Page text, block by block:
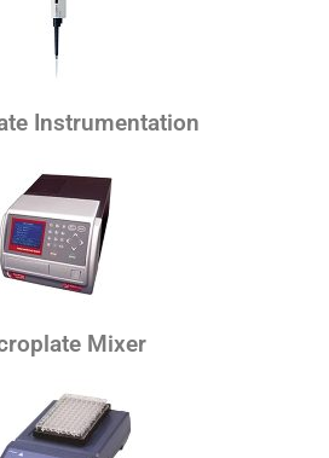
Instrumentation
Mixer